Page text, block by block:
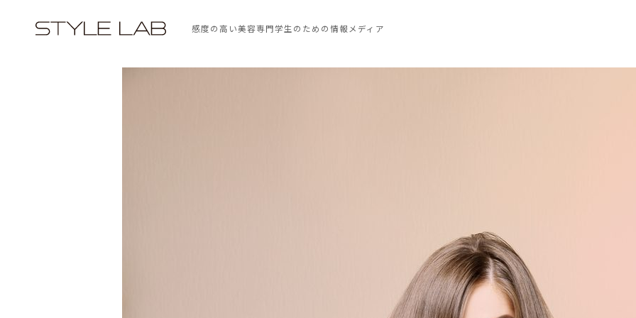
感度の高い美容専門学生のための情報メディア